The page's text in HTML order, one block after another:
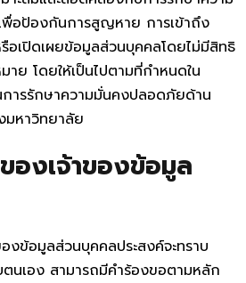
อป้องกันการสูญหาย การเข้าถึง
อเปิดเผยข้อมูลส่วนบุคคลโดยไม่มีสิทธิ
ย โดยให้เป็นไปตามที่กำหนดใน
การรักษาความมั่นคงปลอดภัยด้าน
มหาวิทยาลัย
องเจ้าของข้อมูล
อมูลส่วนบุคคลประสงค์จะทราบ
นเอง สามารถมีคำร้องขอตามหลัก